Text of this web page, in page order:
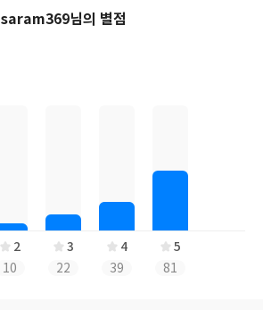
saram369님의 별점
2
10
3
22
4
39
5
81